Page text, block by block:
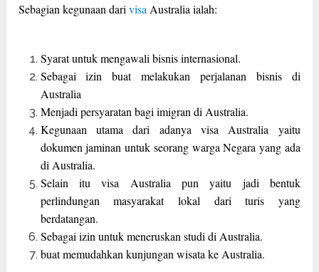
Sebagian kegunaan darivisa Australia ialah:
Syarat untuk mengawali bisnis internasional.
Sebagai izin buat melakukan perjalanan bisnis di
Australia
Menjadi persyaratan bagi imigran di Australia.
Kegunaan utama dari adanya visa Australia yaitu
dokumen jaminan untuk seorang warga Negara yang ada
di Australia.
Selain itu visa Australia pun yaitu jadi bentuk
perlindungan masyarakat lokal dari turis yang
berdatangan.
Sebagai izin untuk meneruskan studi di Australia.
buat memudahkan kunjungan wisata ke Australia.